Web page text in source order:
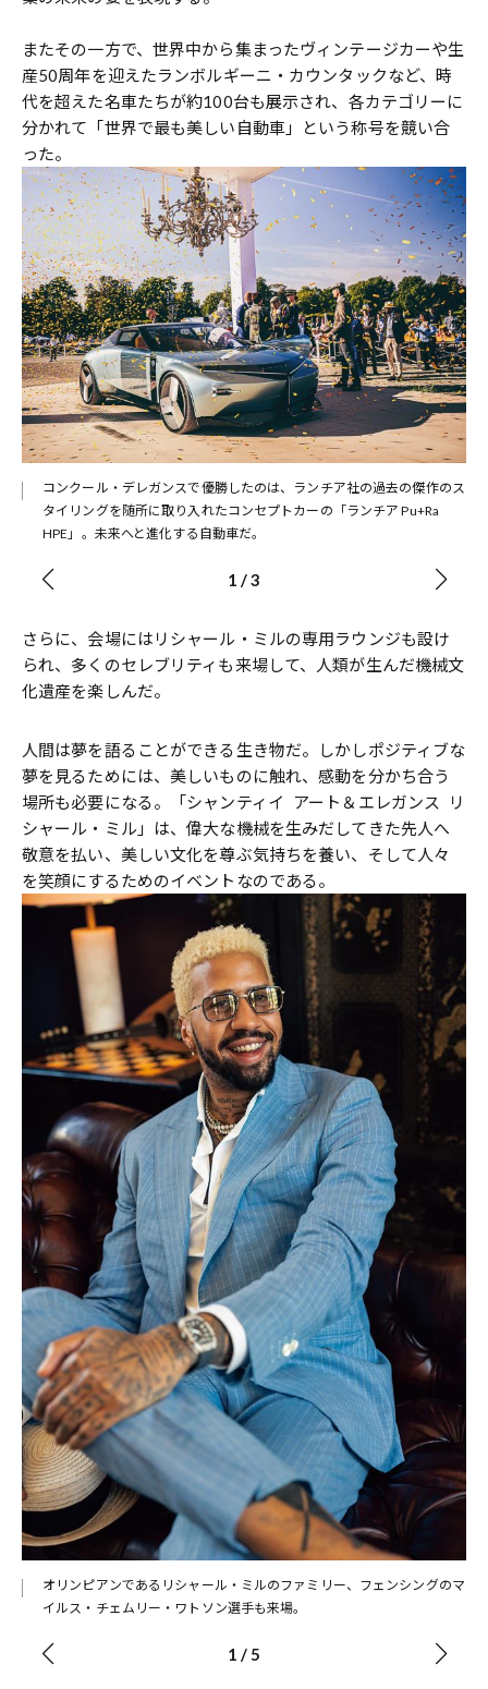
またその一方で、世界中から集まったヴィンテージカーや生
産50周年を迎えたランボルギーニ・カウンタックなど、時
代を超えた名車たちが約100台も展示され、各カテゴリーに
分かれて「世界で最も美しい自動車」という称号を競い合
った。
コンクール・デレガンスで優勝したのは、ランチア社の過去の傑作のス
タイリングを随所に取り入れたコンセプトカーの「ランチア Pu+Ra
HPE」。未来へと進化する自動車だ。
1 /3
さらに、会場にはリシャール・ミルの専用ラウンジも設け
られ、多くのセレブリティも来場して、人類が生んだ機械文
化遺産を楽しんだ。
人間は夢を語ることができる生き物だ。しかしポジティブな
夢を見るためには、美しいものに触れ、感動を分かち合う
場所も必要になる。「シャンティイ アート＆エレガンス リ
シャール・ミル」は、偉大な機械を生みだしてきた先人へ
敬意を払い、美しい文化を尊ぶ気持ちを養い、そして人々
を笑顔にするためのイベントなのである。
オリンピアンであるリシャール・ミルのファミリー、フェンシングのマ
イルス・チェムリー・ワトソン選手も来場。
1 /5